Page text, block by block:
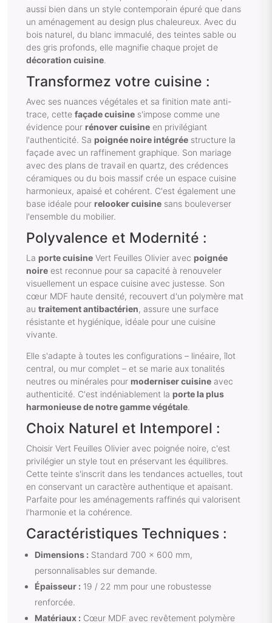
aussi bien dans un style contemporain épuré que dans
un aménagement au design plus chaleureux. Avec du
bois naturel, du blanc immaculé, des teintes sable ou
des gris profonds, elle magnifie chaque projet de
décoration cuisine.
Transformez votre cuisine :
Avec ses nuances végétales et sa finition mate anti-
trace, cettefaçade cuisine s'impose comme une
évidence pourrénover cuisine en privilégiant
l'authenticité. Sapoignée noire intégrée structure la
façade avec un raffinement graphique. Son mariage
avec des plans de travail en quartz, des crédences
céramiques ou du bois massif crée un espace cuisine
harmonieux, apaisé et cohérent. C'est également une
base idéale pourrelooker cuisine sans bouleverser
l'ensemble du mobilier.
Polyvalence et Modernité :
Laporte cuisine Vert Feuilles Olivier avecpoignée
noire est reconnue pour sa capacité à renouveler
visuellement un espace cuisine avec justesse. Son
cœur MDF haute densité, recouvert d'un polymère mat
autraitement antibactérien, assure une surface
résistante et hygiénique, idéale pour une cuisine
vivante.
Elle s'adapte à toutes les configurations – linéaire, îlot
central, ou mur complet – et se marie aux tonalités
neutres ou minérales pourmoderniser cuisine avec
authenticité. C'est indéniablement laporte la plus
harmonieuse de notre gamme végétale.
Choix Naturel et Intemporel :
Choisir Vert Feuilles Olivier avec poignée noire, c'est
privilégier un style tout en préservant les équilibres.
Cette teinte s'inscrit dans les tendances actuelles, tout
en conservant un caractère authentique et apaisant.
Parfaite pour les aménagements raffinés qui valorisent
l'harmonie et la cohérence.
Caractéristiques Techniques :
Dimensions : Standard 700 x 600 mm,
personnalisables sur demande.
Épaisseur : 19 / 22 mm pour une robustesse
renforcée.
Matériaux : Cœur MDF avec revêtement polymère